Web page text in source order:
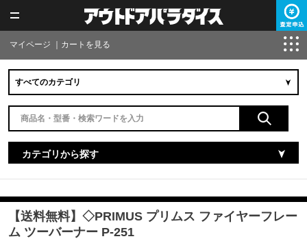
マイページ カートを見る
カテゴリから探す
【送料無料】◇PRIMUS プリムス ファイヤーフレー
ム ツーバーナー P-251